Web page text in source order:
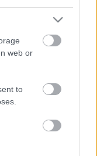
web or
to
költöző